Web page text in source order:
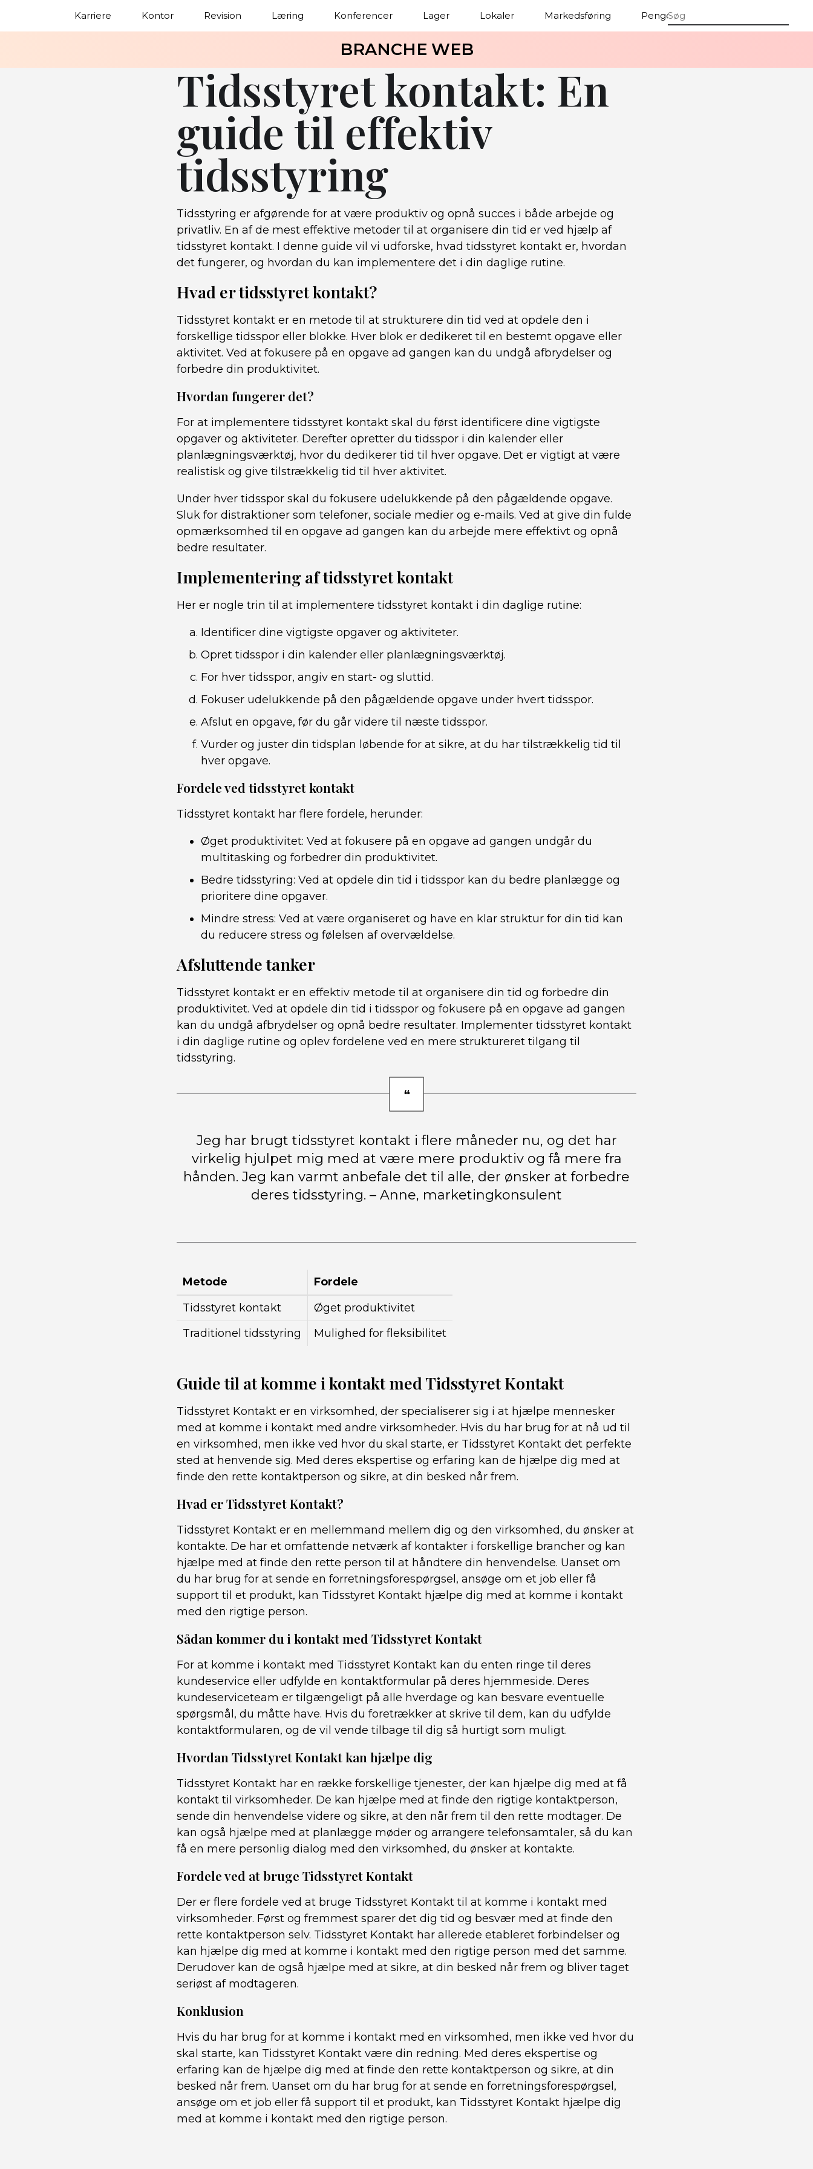
Karriere Kontor Revision Læring Konferencer Lager Lokaler Markedsføring Penge
BRANCHE WEB
Tidsstyret kontakt: En
guide til effektiv
tidsstyring
Tidsstyring er afgørende for at være produktiv og opnå succes i både arbejde og
privatliv. En af de mest effektive metoder til at organisere din tid er ved hjælp af
tidsstyret kontakt. I denne guide vil vi udforske, hvad tidsstyret kontakt er, hvordan
det fungerer, og hvordan du kan implementere det i din daglige rutine.
Hvad er tidsstyret kontakt?
Tidsstyret kontakt er en metode til at strukturere din tid ved at opdele den i
forskellige tidsspor eller blokke. Hver blok er dedikeret til en bestemt opgave eller
aktivitet. Ved at fokusere på en opgave ad gangen kan du undgå afbrydelser og
forbedre din produktivitet.
Hvordan fungerer det?
For at implementere tidsstyret kontakt skal du først identificere dine vigtigste
opgaver og aktiviteter. Derefter opretter du tidsspor i din kalender eller
planlægningsværktøj, hvor du dedikerer tid til hver opgave. Det er vigtigt at være
realistisk og give tilstrækkelig tid til hver aktivitet.
Under hver tidsspor skal du fokusere udelukkende på den pågældende opgave.
Sluk for distraktioner som telefoner, sociale medier og e-mails. Ved at give din fulde
opmærksomhed til en opgave ad gangen kan du arbejde mere effektivt og opnå
bedre resultater.
Implementering af tidsstyret kontakt
Her er nogle trin til at implementere tidsstyret kontakt i din daglige rutine:
Identificer dine vigtigste opgaver og aktiviteter.
Opret tidsspor i din kalender eller planlægningsværktøj.
For hver tidsspor, angiv en start- og sluttid.
Fokuser udelukkende på den pågældende opgave under hvert tidsspor.
Afslut en opgave, før du går videre til næste tidsspor.
Vurder og juster din tidsplan løbende for at sikre, at du har tilstrækkelig tid til
hver opgave.
Fordele ved tidsstyret kontakt
Tidsstyret kontakt har flere fordele, herunder:
Øget produktivitet: Ved at fokusere på en opgave ad gangen undgår du
multitasking og forbedrer din produktivitet.
Bedre tidsstyring: Ved at opdele din tid i tidsspor kan du bedre planlægge og
prioritere dine opgaver.
Mindre stress: Ved at være organiseret og have en klar struktur for din tid kan
du reducere stress og følelsen af overvældelse.
Afsluttende tanker
Tidsstyret kontakt er en effektiv metode til at organisere din tid og forbedre din
produktivitet. Ved at opdele din tid i tidsspor og fokusere på en opgave ad gangen
kan du undgå afbrydelser og opnå bedre resultater. Implementer tidsstyret kontakt
i din daglige rutine og oplev fordelene ved en mere struktureret tilgang til
tidsstyring.
Jeg har brugt tidsstyret kontakt i flere måneder nu, og det har
virkelig hjulpet mig med at være mere produktiv og få mere fra
hånden. Jeg kan varmt anbefale det til alle, der ønsker at forbedre
deres tidsstyring. – Anne, marketingkonsulent
Metode
Fordele
Tidsstyret kontakt
Øget produktivitet
Traditionel tidsstyring
Mulighed for fleksibilitet
Guide til at komme i kontakt med Tidsstyret Kontakt
Tidsstyret Kontakt er en virksomhed, der specialiserer sig i at hjælpe mennesker
med at komme i kontakt med andre virksomheder. Hvis du har brug for at nå ud til
en virksomhed, men ikke ved hvor du skal starte, er Tidsstyret Kontakt det perfekte
sted at henvende sig. Med deres ekspertise og erfaring kan de hjælpe dig med at
finde den rette kontaktperson og sikre, at din besked når frem.
Hvad er Tidsstyret Kontakt?
Tidsstyret Kontakt er en mellemmand mellem dig og den virksomhed, du ønsker at
kontakte. De har et omfattende netværk af kontakter i forskellige brancher og kan
hjælpe med at finde den rette person til at håndtere din henvendelse. Uanset om
du har brug for at sende en forretningsforespørgsel, ansøge om et job eller få
support til et produkt, kan Tidsstyret Kontakt hjælpe dig med at komme i kontakt
med den rigtige person.
Sådan kommer du i kontakt med Tidsstyret Kontakt
For at komme i kontakt med Tidsstyret Kontakt kan du enten ringe til deres
kundeservice eller udfylde en kontaktformular på deres hjemmeside. Deres
kundeserviceteam er tilgængeligt på alle hverdage og kan besvare eventuelle
spørgsmål, du måtte have. Hvis du foretrækker at skrive til dem, kan du udfylde
kontaktformularen, og de vil vende tilbage til dig så hurtigt som muligt.
Hvordan Tidsstyret Kontakt kan hjælpe dig
Tidsstyret Kontakt har en række forskellige tjenester, der kan hjælpe dig med at få
kontakt til virksomheder. De kan hjælpe med at finde den rigtige kontaktperson,
sende din henvendelse videre og sikre, at den når frem til den rette modtager. De
kan også hjælpe med at planlægge møder og arrangere telefonsamtaler, så du kan
få en mere personlig dialog med den virksomhed, du ønsker at kontakte.
Fordele ved at bruge Tidsstyret Kontakt
Der er flere fordele ved at bruge Tidsstyret Kontakt til at komme i kontakt med
virksomheder. Først og fremmest sparer det dig tid og besvær med at finde den
rette kontaktperson selv. Tidsstyret Kontakt har allerede etableret forbindelser og
kan hjælpe dig med at komme i kontakt med den rigtige person med det samme.
Derudover kan de også hjælpe med at sikre, at din besked når frem og bliver taget
seriøst af modtageren.
Konklusion
Hvis du har brug for at komme i kontakt med en virksomhed, men ikke ved hvor du
skal starte, kan Tidsstyret Kontakt være din redning. Med deres ekspertise og
erfaring kan de hjælpe dig med at finde den rette kontaktperson og sikre, at din
besked når frem. Uanset om du har brug for at sende en forretningsforespørgsel,
ansøge om et job eller få support til et produkt, kan Tidsstyret Kontakt hjælpe dig
med at komme i kontakt med den rigtige person.